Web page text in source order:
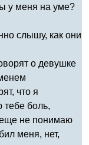
у меня на уме?
слышу, как они
о девушке
что я
тебе боль,
не понимаю
меня, нет,